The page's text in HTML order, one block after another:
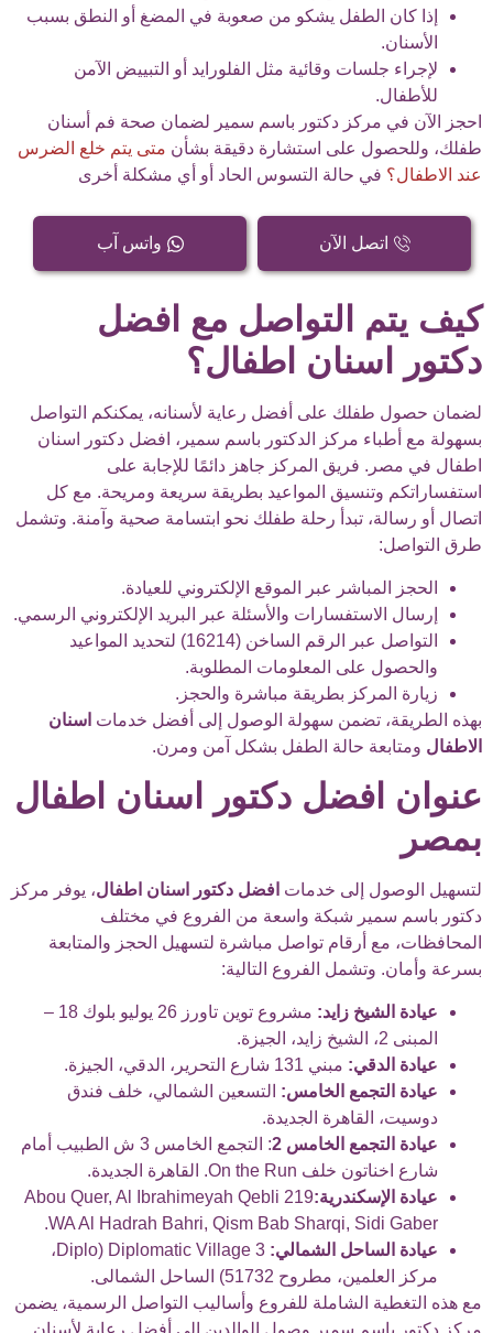
إذا كان الطفل يشكو من صعوبة في المضغ أو النطق بسبب
الأسنان.
لإجراء جلسات وقائية مثل الفلورايد أو التبييض الآمن
للأطفال.
احجز الآن في مركز دكتور باسم سمير لضمان صحة فم أسنان
طفلك، وللحصول على استشارة دقيقة بشأن متى يتم خلع الضرس
عند الاطفال؟ في حالة التسوس الحاد أو أي مشكلة أخرى
اتصل الآن واتس آب
كيف يتم التواصل مع افضل
دكتور اسنان اطفال؟
لضمان حصول طفلك على أفضل رعاية لأسنانه، يمكنكم التواصل
بسهولة مع أطباء مركز الدكتور باسم سمير، افضل دكتور اسنان
اطفال في مصر. فريق المركز جاهز دائمًا للإجابة على
استفساراتكم وتنسيق المواعيد بطريقة سريعة ومريحة. مع كل
اتصال أو رسالة، تبدأ رحلة طفلك نحو ابتسامة صحية وآمنة. وتشمل
طرق التواصل:
الحجز المباشر عبر الموقع الإلكتروني للعيادة.
إرسال الاستفسارات والأسئلة عبر البريد الإلكتروني الرسمي.
التواصل عبر الرقم الساخن (16214) لتحديد المواعيد
والحصول على المعلومات المطلوبة.
زيارة المركز بطريقة مباشرة والحجز.
بهذه الطريقة، تضمن سهولة الوصول إلى أفضل خدمات اسنان
الاطفال ومتابعة حالة الطفل بشكل آمن ومرن.
عنوان افضل دكتور اسنان اطفال
بمصر
لتسهيل الوصول إلى خدمات افضل دكتور اسنان اطفال، يوفر مركز
دكتور باسم سمير شبكة واسعة من الفروع في مختلف
المحافظات، مع أرقام تواصل مباشرة لتسهيل الحجز والمتابعة
بسرعة وأمان. وتشمل الفروع التالية:
عيادة الشيخ زايد:
مشروع توين تاورز 26 يوليو بلوك 18 –
المبنى 2، الشيخ زايد، الجيزة.
عيادة الدقي: مبني 131 شارع التحرير، الدقي، الجيزة.
عيادة التجمع الخامس: التسعين الشمالي، خلف فندق
دوسيت، القاهرة الجديدة.
عيادة التجمع الخامس 2
: التجمع الخامس 3 ش الطبيب أمام
شارع اخناتون خلف On the Run. القاهرة الجديدة.
عيادة الإسكندرية:
219 Abou Quer, Al Ibrahimeyah Qebli
WA Al Hadrah Bahri, Qism Bab Sharqi, Sidi Gaber.
عيادة الساحل الشمالي:
Diplomatic Village 3 (Diplo،
مركز العلمين، مطروح 51732) الساحل الشمالى.
مع هذه التغطية الشاملة للفروع وأساليب التواصل الرسمية، يضمن
مركز دكتور باسم سمير وصول الوالدين إلى أفضل رعاية لأسنان